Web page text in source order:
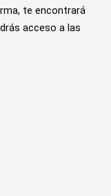
te encontrará
acceso a las